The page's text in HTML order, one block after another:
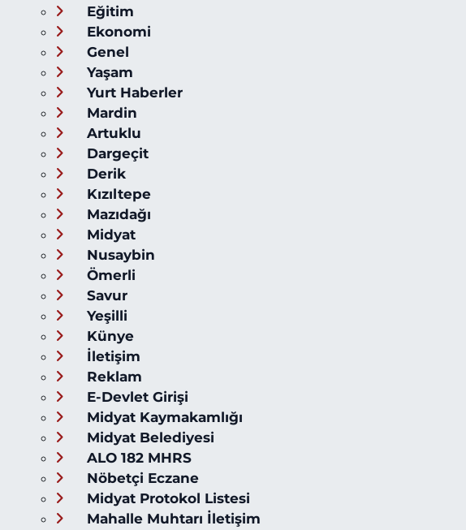
Eğitim
Ekonomi
Genel
Yaşam
Yurt Haberler
Mardin
Artuklu
Dargeçit
Derik
Kızıltepe
Mazıdağı
Midyat
Nusaybin
Ömerli
Savur
Yeşilli
Künye
İletişim
Reklam
E-Devlet Girişi
Midyat Kaymakamlığı
Midyat Belediyesi
ALO 182 MHRS
Nöbetçi Eczane
Midyat Protokol Listesi
Mahalle Muhtarı İletişim